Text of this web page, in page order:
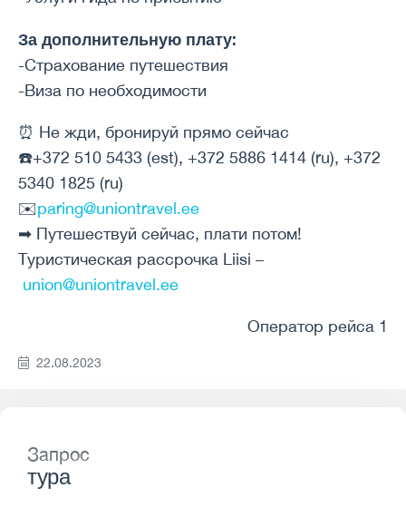
За дополнительную плату:
-Страхование путешествия
-Виза по необходимости
⏰ Не жди, бронируй прямо сейчас
☎️+372 510 5433 (est), +372 5886 1414 (ru), +372
5340 1825 (ru)
✉️paring@uniontravel.ee
➡ Путешествуй сейчас, плати потом!
Туристическая рассрочка Liisi –
union@uniontravel.ee
Оператор рейса 1
22.08.2023
Запрос
тура